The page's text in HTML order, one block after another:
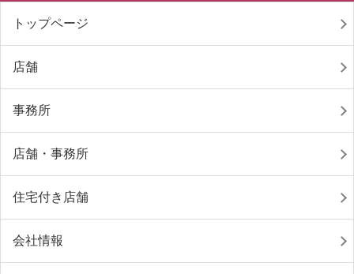
トップページ
店舗
事務所
店舗・事務所
住宅付き店舗
会社情報